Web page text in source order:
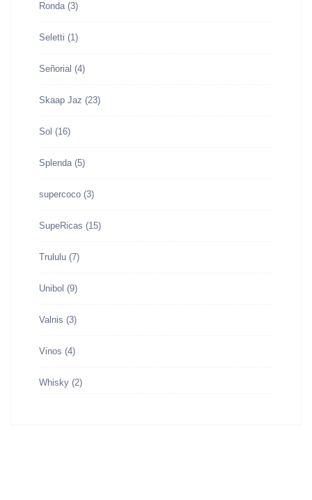
Ronda (3)
Seletti (1)
Señorial (4)
Skaap Jaz (23)
Sol (16)
Splenda (5)
supercoco (3)
SupeRicas (15)
Trululu (7)
Unibol (9)
Valnis (3)
Vinos (4)
Whisky (2)